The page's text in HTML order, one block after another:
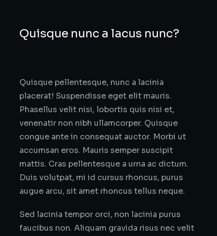
Quisque nunc a lacus nunc?
Quisque pellentesque, nunc a lacinia
placerat! Suspendisse eget elit mauris.
Phasellus velit nisi, lobortis quis nisi et,
venenatir non nibh ullamcorper. Quisque
congue ante in consequat auctor. Morbi ut
accumsan eros. Mauris semper suscipit
mattis. Cras pellentesque a urna ac dictum.
Duis volutpat, mi id cursus rhoncus, purus
augue arcu, sit amet rhoncus tellus neque.
Sed lacinia tempor orci, non lacinia purus
faucibus non. Aliquam gravida risus nec velit